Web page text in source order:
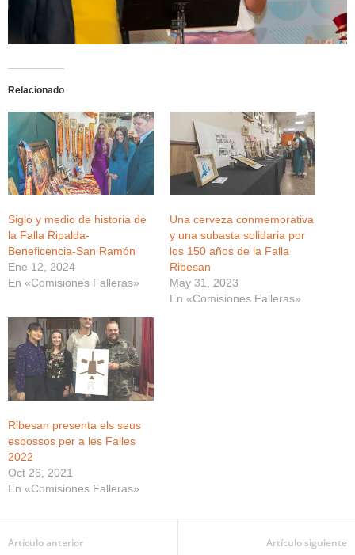
Relacionado
Siglo y medio de historia de
la Falla Ripalda-
Beneficencia-San Ramón
Ene 12, 2024
En «Comisiones Falleras»
Una cerveza conmemorativa
y una subasta solidaria por
los 150 años de la Falla
Ribesan
May 31, 2023
En «Comisiones Falleras»
Ribesan presenta els seus
esbossos per a les Falles
2022
Oct 26, 2021
En «Comisiones Falleras»
Artículo anterior Artículo siguiente